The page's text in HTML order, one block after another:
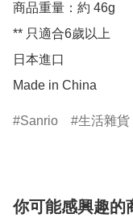
商品重量：約 46g
** 只適合6歲以上
日本進口
Made in China
Sanrio 生活雜貨
你可能感興趣的